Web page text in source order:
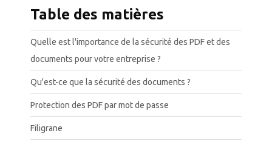
Table des matières
Quelle est l'importance de la sécurité des PDF et des
documents pour votre entreprise ?
Qu'est-ce que la sécurité des documents ?
Protection des PDF par mot de passe
Filigrane